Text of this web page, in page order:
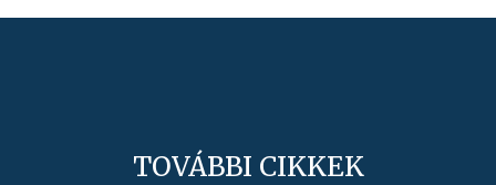
TOVÁBBI CIKKEK